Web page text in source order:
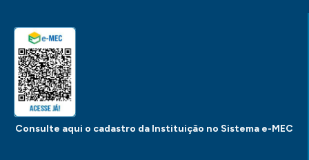
Consulte aqui o cadastro da Instituição no Sistema e-MEC